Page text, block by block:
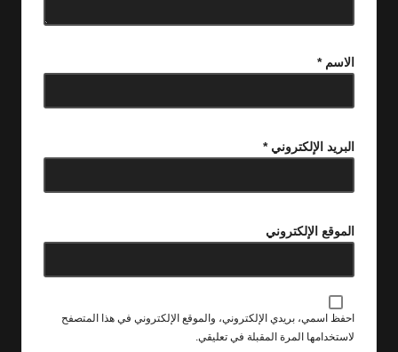
الاسم*
البريد الإلكتروني*
الموقع الإلكتروني
احفظ اسمي، بريدي الإلكتروني، والموقع الإلكتروني في هذا المتصفح
لاستخدامها المرة المقبلة في تعليقي.